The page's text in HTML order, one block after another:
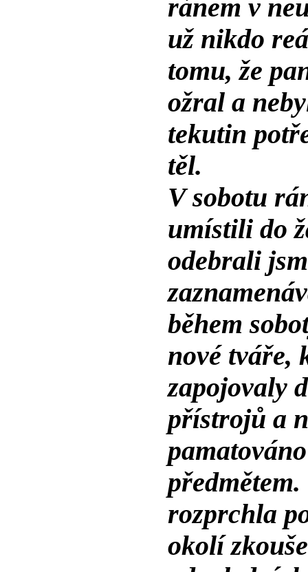
ránem v
už nikdo
tomu, že
ožral a
tekutin
těl.
V sobotu
umístili do
odebrali
během
nové tváře,
zapojovaly
přístrojů a
rozprchla
okolí